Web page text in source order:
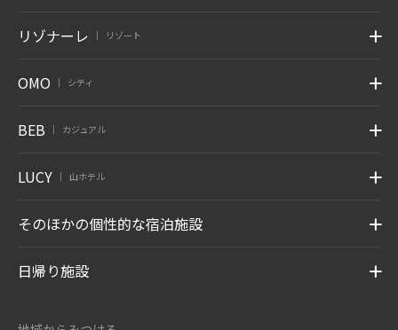
リゾナーレ リゾート
OMO シティ
BEB カジュアル
LUCY 山ホテル
そのほかの個性的な宿泊施設
日帰り施設